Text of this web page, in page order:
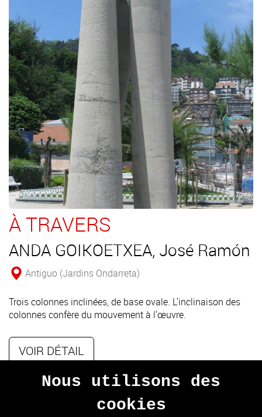
À TRAVERS
ANDA GOIKOETXEA, José Ramón
Antiguo (Jardins Ondarreta)
Trois colonnes inclinées, de base ovale. L'inclinaison des
colonnes confère du mouvement à l'œuvre.
VOIR DÉTAIL
Nous utilisons des
cookies